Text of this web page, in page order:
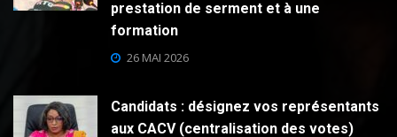
prestation de serment et à une
formation
26 MAI 2026
Candidats : désignez vos représentants
aux CACV (centralisation des votes)